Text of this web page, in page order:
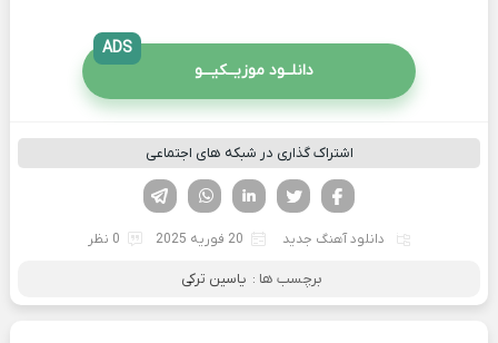
دانلــود موزیــکیـــو
ADS
اشتراک گذاری در شبکه های اجتماعی
لینکدین تویتر
فیسوک
دانلود آهنگ جدید 20 فوریه 2025 0 نظر
برچسب ها : یاسین ترکی